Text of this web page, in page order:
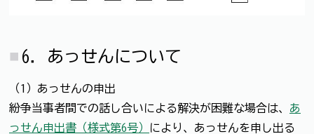
6．あっせんについて
（1）あっせんの申出
紛争当事者間での話し合いによる解決が困難な場合は、 あ
っせん申出書（様式第6号）
により、あっせんを申し出る